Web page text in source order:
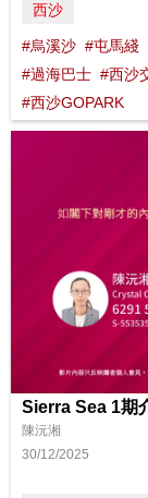
西沙
#烏溪沙 #屯馬綫
#過海巴士 #西沙
#西沙GOPARK
陳沅湘
30/12/2025